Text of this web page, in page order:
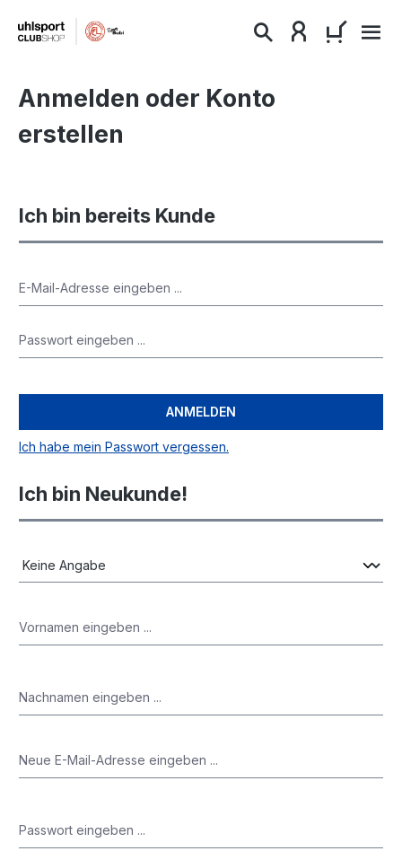
springen
Anmelden oder Konto
erstellen
Ich bin bereits Kunde
Ich habe mein Passwort vergessen.
ANMELDEN
Ich bin Neukunde!
Persönliche Informationen